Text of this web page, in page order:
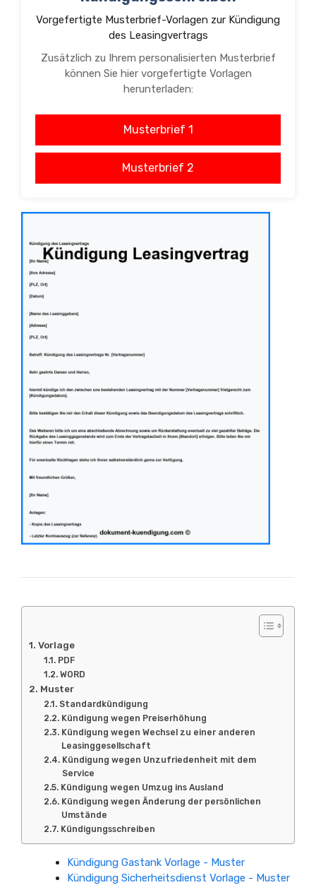
Vorgefertigte Musterbrief-Vorlagen zur Kündigung
des Leasingvertrags
Zusätzlich zu Ihrem personalisierten Musterbrief
können Sie hier vorgefertigte Vorlagen
herunterladen:
Musterbrief 1
Musterbrief 2
Vorlage
PDF
WORD
Muster
Standardkündigung
Kündigung wegen Preiserhöhung
Kündigung wegen Wechsel zu einer anderen
Leasinggesellschaft
Kündigung wegen Unzufriedenheit mit dem
Service
Kündigung wegen Umzug ins Ausland
Kündigung wegen Änderung der persönlichen
Umstände
Kündigungsschreiben
Kündigung Gastank Vorlage - Muster
Kündigung Sicherheitsdienst Vorlage - Muster